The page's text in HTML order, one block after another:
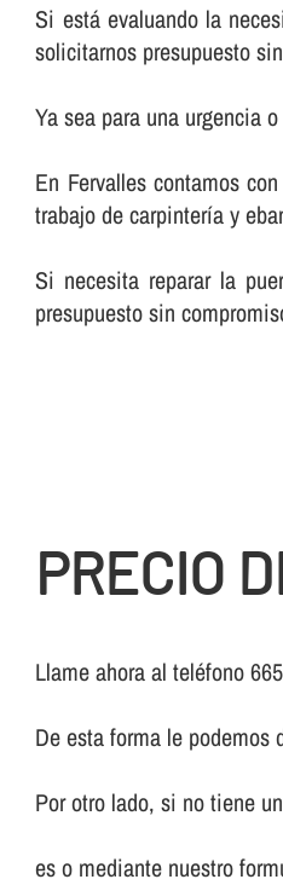
Si está evaluando la
solicitarnos presupuesto
Ya sea para una urgencia
En Fervalles contamos
trabajo de carpinterí­a y
Si necesita reparar la
presupuesto sin
PRECIO
Llame ahora al teléfono
De esta forma le podemos
Por otro lado, si no tiene
es o mediante nuestro